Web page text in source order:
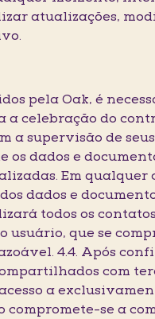
atualizações,
pela Oak, é
do
a supervisão de
dados e
Em
dados e
todos os
usuário, que se
4.4. Após
com
a
compromete-se a